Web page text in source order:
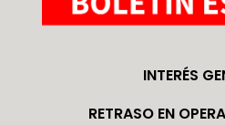
INTERÉS
RETRASO EN